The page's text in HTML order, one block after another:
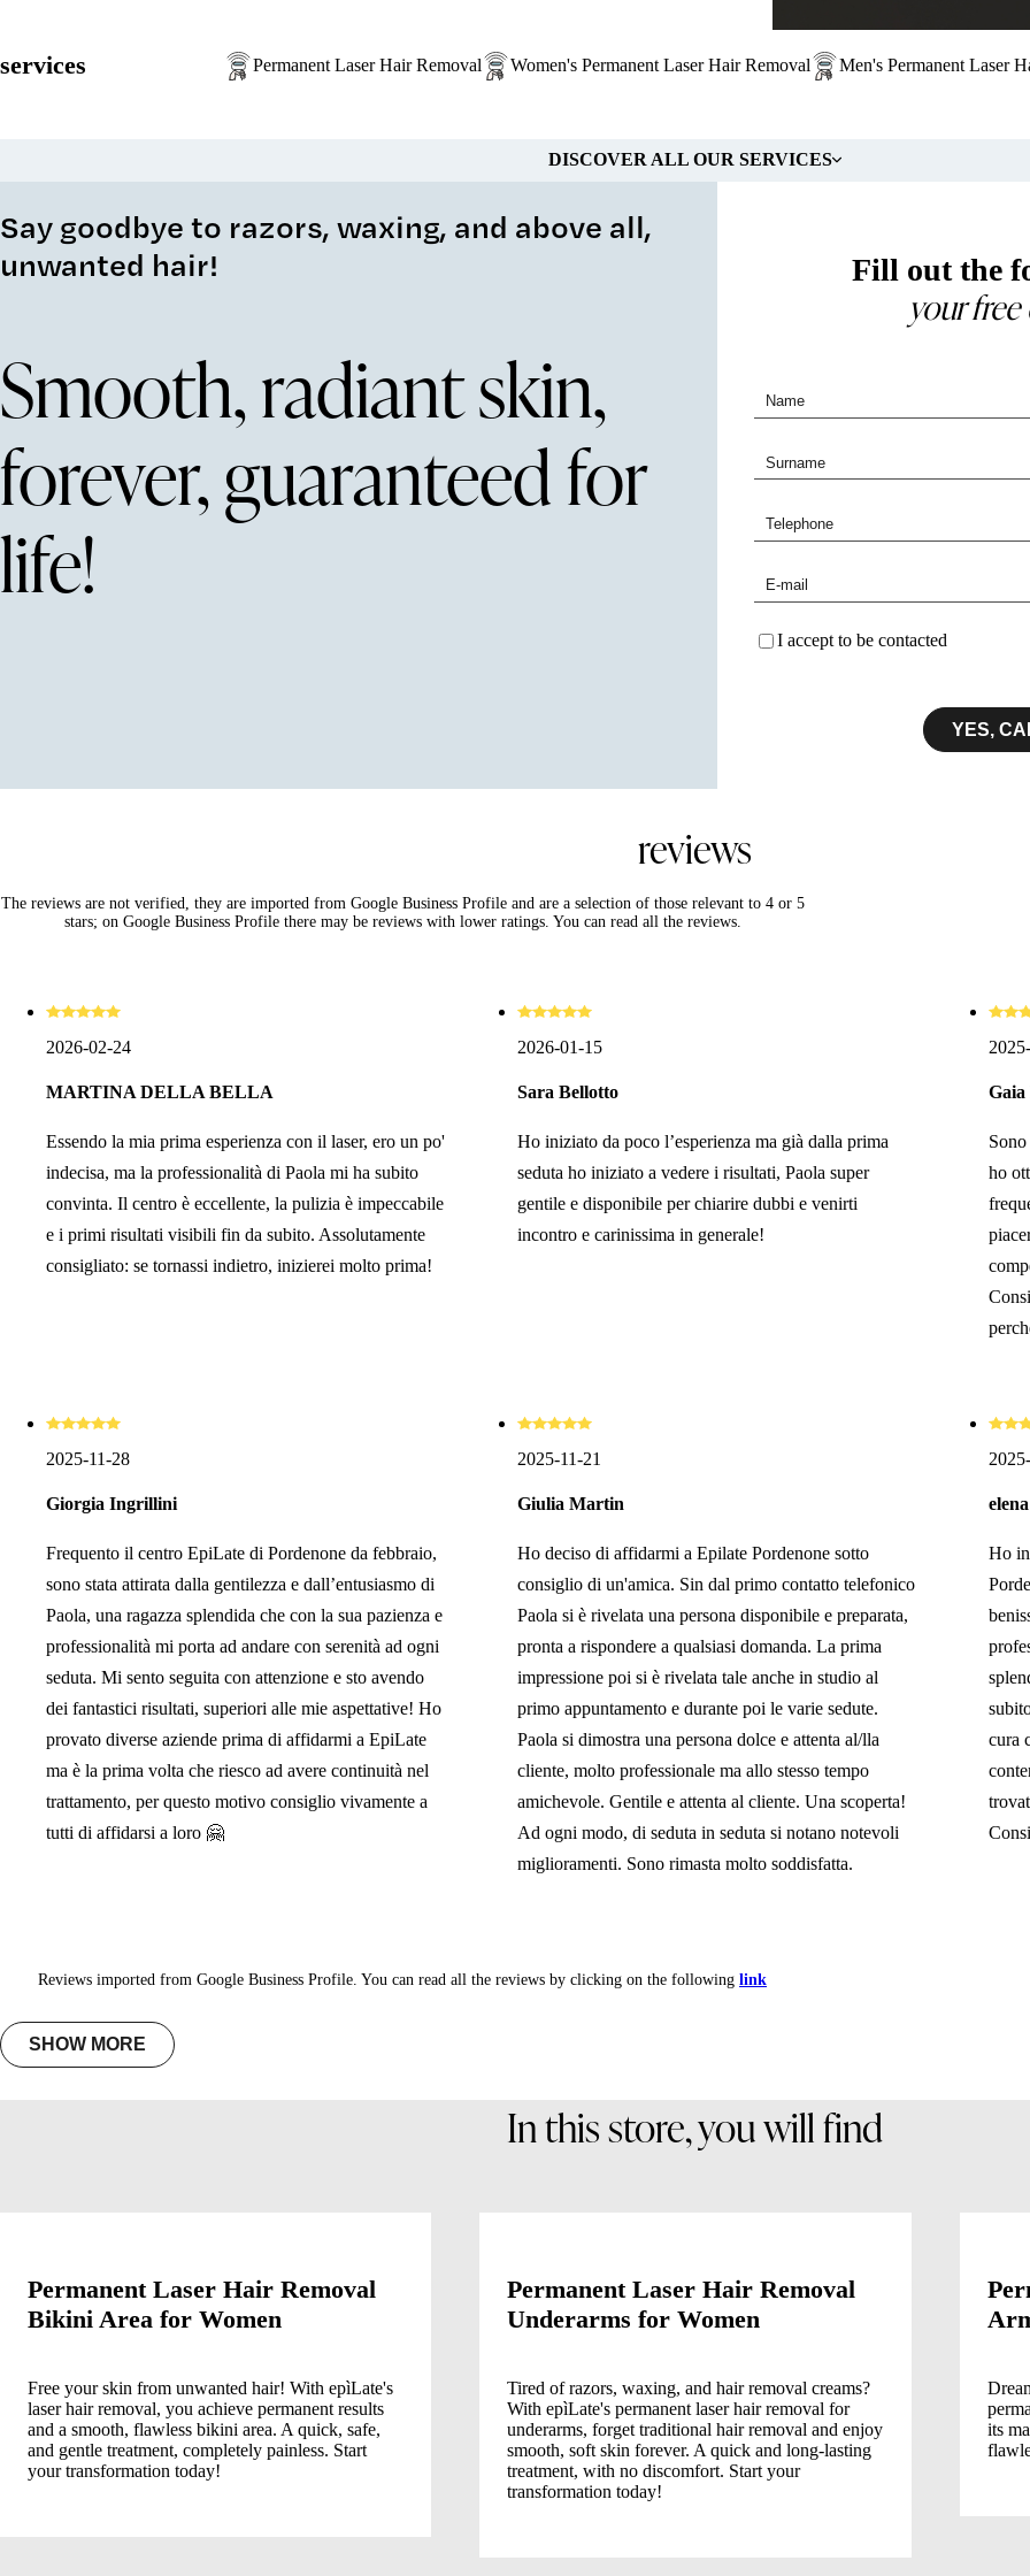
services Permanent Laser Hair Removal Women's Permanent Laser Hair Removal Men's Permanent Laser
DISCOVER ALL OUR SERVICES
Say goodbye to razors, waxing, and above all,
unwanted hair!
Smooth, radiant skin,
forever, guaranteed for
life!
Fill out the
your
I accept to be contacted
YES,
reviews
The reviews are not verified, they are imported from Google Business Profile and are a selection of those relevant to 4 or 5
stars; on Google Business Profile there may be reviews with lower ratings. You can read all the reviews.
2026-02-24
MARTINA DELLA BELLA
Essendo la mia prima esperienza con il laser, ero un po'
indecisa, ma la professionalità di Paola mi ha subito
convinta. Il centro è eccellente, la pulizia è impeccabile
e i primi risultati visibili fin da subito. Assolutamente
consigliato: se tornassi indietro, inizierei molto prima!
2026-01-15
Sara Bellotto
Ho iniziato da poco l’esperienza ma già dalla prima
seduta ho iniziato a vedere i risultati, Paola super
gentile e disponibile per chiarire dubbi e venirti
incontro e carinissima in generale!
Gaia
ho
2025-11-28
Giorgia Ingrillini
Frequento il centro EpiLate di Pordenone da febbraio,
sono stata attirata dalla gentilezza e dall’entusiasmo di
Paola, una ragazza splendida che con la sua pazienza e
professionalità mi porta ad andare con serenità ad ogni
seduta. Mi sento seguita con attenzione e sto avendo
dei fantastici risultati, superiori alle mie aspettative! Ho
provato diverse aziende prima di affidarmi a EpiLate
ma è la prima volta che riesco ad avere continuità nel
trattamento, per questo motivo consiglio vivamente a
tutti di affidarsi a loro 🤗
2025-11-21
Giulia Martin
Ho deciso di affidarmi a Epilate Pordenone sotto
consiglio di un'amica. Sin dal primo contatto telefonico
Paola si è rivelata una persona disponibile e preparata,
pronta a rispondere a qualsiasi domanda. La prima
impressione poi si è rivelata tale anche in studio al
primo appuntamento e durante poi le varie sedute.
Paola si dimostra una persona dolce e attenta al/lla
cliente, molto professionale ma allo stesso tempo
amichevole. Gentile e attenta al cliente. Una scoperta!
Ad ogni modo, di seduta in seduta si notano notevoli
miglioramenti. Sono rimasta molto soddisfatta.
Ho
cura
Reviews imported from Google Business Profile. You can read all the reviews by clicking on the following link
SHOW MORE
In this store, you will find
Permanent Laser Hair Removal
Bikini Area for Women
Free your skin from unwanted hair! With epìLate's
laser hair removal, you achieve permanent results
and a smooth, flawless bikini area. A quick, safe,
and gentle treatment, completely painless. Start
your transformation today!
Permanent Laser Hair Removal
Underarms for Women
Tired of razors, waxing, and hair removal creams?
With epìLate's permanent laser hair removal for
underarms, forget traditional hair removal and enjoy
smooth, soft skin forever. A quick and long-lasting
treatment, with no discomfort. Start your
transformation today!
its